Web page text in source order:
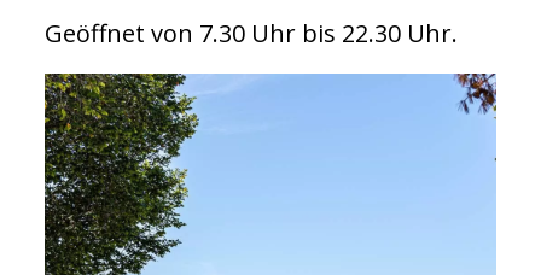
Geöffnet von 7.30 Uhr bis 22.30 Uhr.